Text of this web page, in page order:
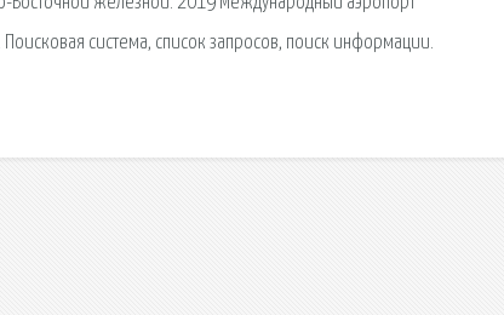
сиcтема, список запросов, поиск информации.